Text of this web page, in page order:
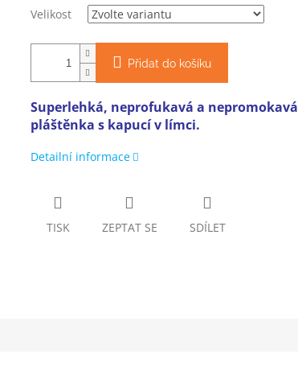
Velikost
Přidat do košíku
Superlehká, neprofukavá a nepromokavá
pláštěnka s kapucí v límci.
Detailní informace
TISK ZEPTAT SE SDÍLET